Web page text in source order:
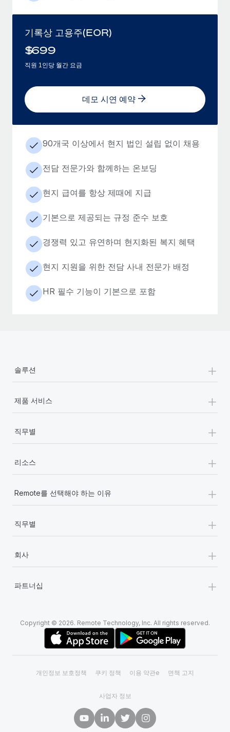
기록상 고용주(EOR)
$699
직원 1인당 월간 요금
데모 시연 예약
90개국 이상에서 현지 법인 설립 없이 채용
전담 전문가와 함께하는 온보딩
현지 급여를 항상 제때에 지급
기본으로 제공되는 규정 준수 보호
경쟁력 있고 유연하며 현지화된 복지 혜택
현지 지원을 위한 전담 사내 전문가 배정
HR 필수 기능이 기본으로 포함
솔루션 +
제품 서비스 +
직무별 +
리소스 +
Remote를 선택해야 하는 이유 +
직무별 +
회사 +
파트너십 +
Copyright © 2026. Remote Technology, Inc. All rights reserved.
개인정보 보호정책 쿠키 정책 이용 약관e 면책 고지
사업자 정보